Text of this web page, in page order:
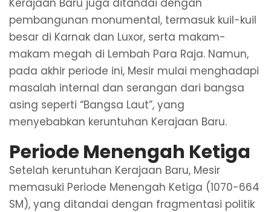
pembangunan monumental, termasuk kuil-kuil
besar di Karnak dan Luxor, serta makam-
makam megah di Lembah Para Raja. Namun,
pada akhir periode ini, Mesir mulai menghadapi
masalah internal dan serangan dari bangsa
asing seperti “Bangsa Laut”, yang
menyebabkan keruntuhan Kerajaan Baru.
Periode Menengah Ketiga
Setelah keruntuhan Kerajaan Baru, Mesir
memasuki Periode Menengah Ketiga (1070-664
SM), yang ditandai dengan fragmentasi politik